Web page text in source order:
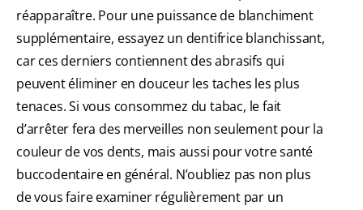
réapparaître. Pour une puissance de blanchiment
supplémentaire, essayez un dentifrice blanchissant,
car ces derniers contiennent des abrasifs qui
peuvent éliminer en douceur les taches les plus
tenaces. Si vous consommez du tabac, le fait
d’arrêter fera des merveilles non seulement pour la
couleur de vos dents, mais aussi pour votre santé
buccodentaire en général. N’oubliez pas non plus
de vous faire examiner régulièrement par un